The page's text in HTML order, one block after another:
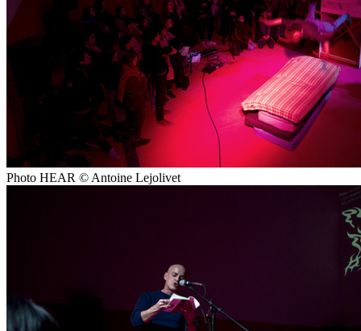
Photo HEAR © Antoine Lejolivet